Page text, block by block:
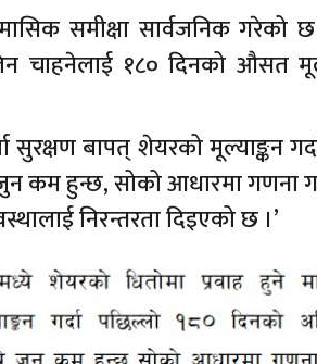
समीक्षा सार्वजनिक गरेको
चाहनेलाई १८० दिनको औसत
सुरक्षण बापत् शेयरको मूल्याङ्कन
कम हुन्छ, सोको आधारमा गणना
निरन्तरता दिइएको छ ।’